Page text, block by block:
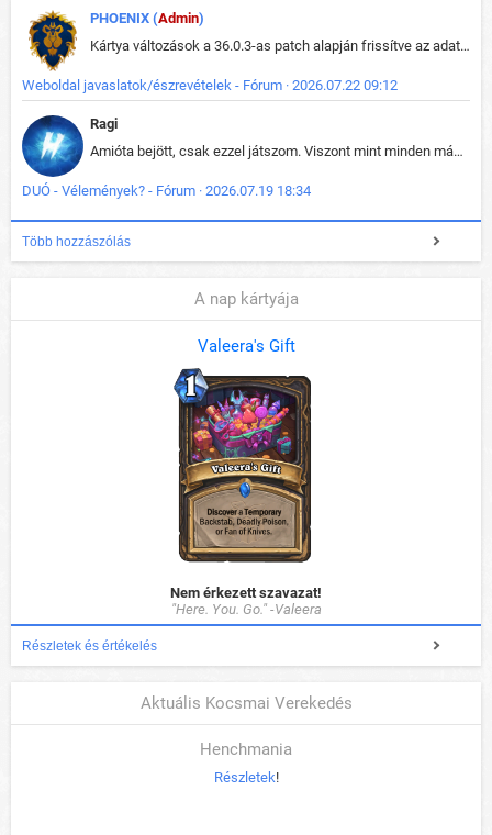
PHOENIX (Admin)
Kártya változások a 36.0.3-as patch alapján frissítve az adatbázisban (képek is cserélve).
Weboldal javaslatok/észrevételek - Fórum · 2026.07.22 09:12
Ragi
Amióta bejött, csak ezzel játszom. Viszont mint minden más - akár az alapjáték is, ez is baromira összetett lett. Néha már pár kör után is esélytelen az egész. Vagy irreállisan túltápol valaki, vagy lelép a partner, vagy csak hülye mint a segg. És amikor eljönne az én időm, na akkor jön el mindenki másé is. Engem jobban érdekelne, hogy ki milyen ratingen szokott játszani. Na ez lenne egy érdekes adat.
DUÓ - Vélemények? - Fórum · 2026.07.19 18:34
Több hozzászólás
A nap kártyája
Valeera's Gift
Nem érkezett szavazat!
"Here. You. Go." -Valeera
Részletek és értékelés
Aktuális Kocsmai Verekedés
Henchmania
Részletek!